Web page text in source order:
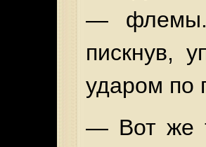
— флемы.
пискнув,
ударом по
— Вот же